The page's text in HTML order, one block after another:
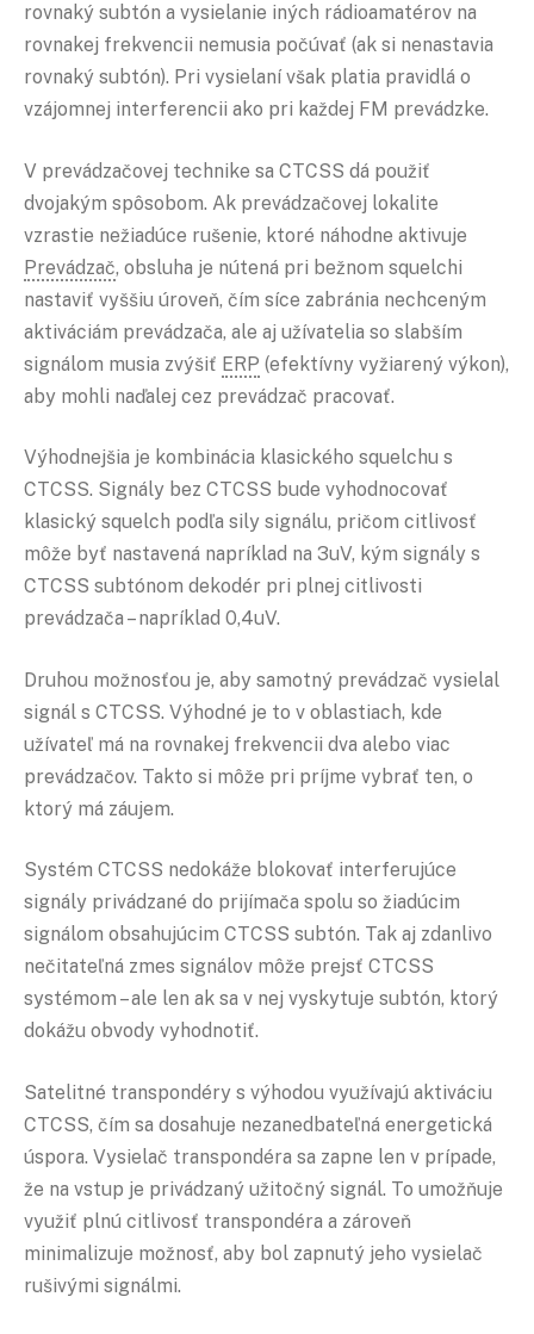
rovnaký subtón a vysielanie iných rádioamatérov na
rovnakej frekvencii nemusia počúvať (ak si nenastavia
rovnaký subtón). Pri vysielaní však platia pravidlá o
vzájomnej interferencii ako pri každej FM prevádzke.
V prevádzačovej technike sa CTCSS dá použiť
dvojakým spôsobom. Ak prevádzačovej lokalite
vzrastie nežiadúce rušenie, ktoré náhodne aktivuje
Prevádzač, obsluha je nútená pri bežnom squelchi
nastaviť vyššiu úroveň, čím síce zabránia nechceným
aktiváciám prevádzača, ale aj užívatelia so slabším
signálom musia zvýšiť ERP (efektívny vyžiarený výkon),
aby mohli naďalej cez prevádzač pracovať.
Výhodnejšia je kombinácia klasického squelchu s
CTCSS. Signály bez CTCSS bude vyhodnocovať
klasický squelch podľa sily signálu, pričom citlivosť
môže byť nastavená napríklad na 3uV, kým signály s
CTCSS subtónom dekodér pri plnej citlivosti
prevádzača – napríklad 0,4uV.
Druhou možnosťou je, aby samotný prevádzač vysielal
signál s CTCSS. Výhodné je to v oblastiach, kde
užívateľ má na rovnakej frekvencii dva alebo viac
prevádzačov. Takto si môže pri príjme vybrať ten, o
ktorý má záujem.
Systém CTCSS nedokáže blokovať interferujúce
signály privádzané do prijímača spolu so žiadúcim
signálom obsahujúcim CTCSS subtón. Tak aj zdanlivo
nečitateľná zmes signálov môže prejsť CTCSS
systémom – ale len ak sa v nej vyskytuje subtón, ktorý
dokážu obvody vyhodnotiť.
Satelitné transpondéry s výhodou využívajú aktiváciu
CTCSS, čím sa dosahuje nezanedbateľná energetická
úspora. Vysielač transpondéra sa zapne len v prípade,
že na vstup je privádzaný užitočný signál. To umožňuje
využiť plnú citlivosť transpondéra a zároveň
minimalizuje možnosť, aby bol zapnutý jeho vysielač
rušivými signálmi.